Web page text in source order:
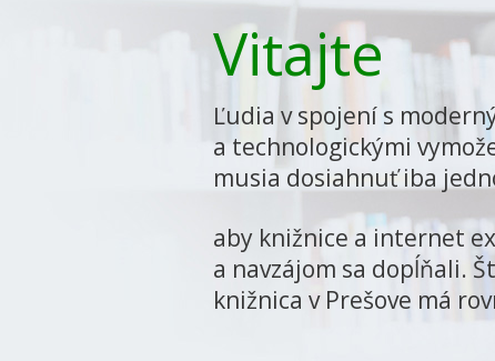
Vitajte
Ľudia v spojení s
a technologickými
musia dosiahnuť iba
aby knižnice a internet
a navzájom sa dopĺňali.
knižnica v Prešove má